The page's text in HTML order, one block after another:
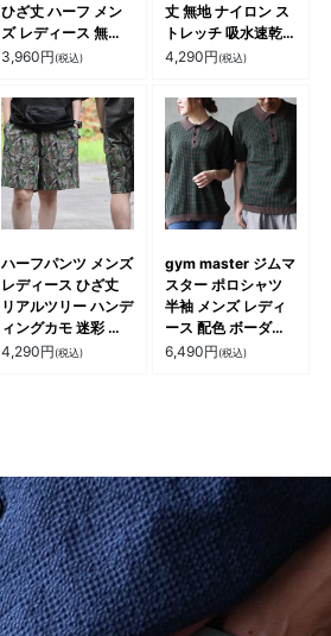
ひざ丈 ハーフ メン
ズ レディース 無地
ステッチ ワンポイン
コットン 天竺 ウエ
ストゴム ゆったり
大きいサイズ 楽ちん
カジュアル ワーク
パティ
3,960円(税込)
丈 無地 ナイロン ス
トレッチ 吸水速乾
ドライ 軽い 通気性
エストゴム ゆったり
大きいサイズ カジュ
アル 夏 パティ
4,290円(税込)
ハーフパンツ メンズ
レディース ひざ丈
リアルツリー ハンデ
ィングカモ 迷彩 総
柄 メッシュ 薄手 軽
パティ
4,290円(税込)
gym master ジムマ
スター ポロシャツ
半袖 メンズ レディ
ース 配色 ボーダー
綿100 コットン メ
6,490円(税込)